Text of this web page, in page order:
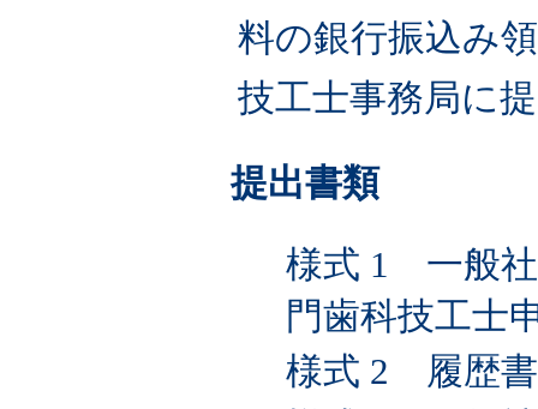
料の銀行振込み
技工士事務局に
提出書類
様式 1 一般社
門歯科技工士
様式 2 履歴書